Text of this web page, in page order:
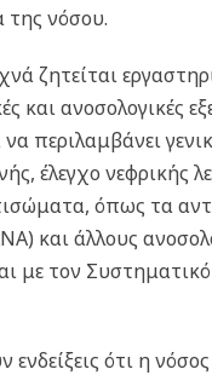
της νόσου.
ζητείται
και ανοσολογικές
περιλαμβάνει
έλεγχο νεφρικής
όπως τα
και άλλους
με τον
ότι η νόσος